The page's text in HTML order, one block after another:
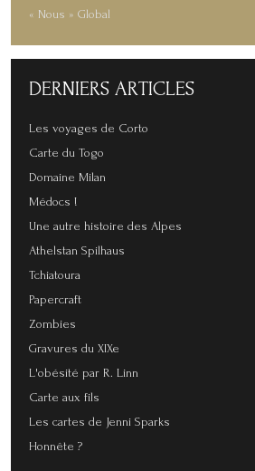
« Nous » Global
DERNIERS ARTICLES
Les voyages de Corto
Carte du Togo
Domaine Milan
Médocs !
Une autre histoire des Alpes
Athelstan Spilhaus
Tchiatoura
Papercraft
Zombies
Gravures du XIXe
L'obésité par R. Linn
Carte aux fils
Les cartes de Jenni Sparks
Honnête ?